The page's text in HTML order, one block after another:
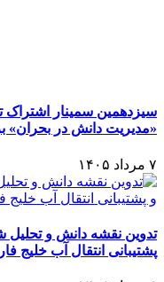
گروه مشاوره مدیریت دانش
مدیریت دانش، افتخار
دانا، افزایش بهره‌وری،
در نهایت رشد پایدار
به این نتایج، دانا همراه
دانش
، طراحی مدل‌های
متناسب با نیازهای
به مشتریان است.